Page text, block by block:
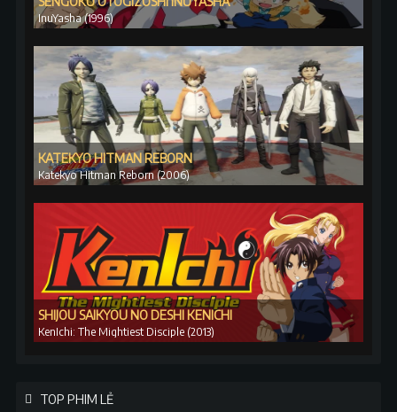
InuYasha (1996)
KATEKYO HITMAN REBORN
Katekyo Hitman Reborn (2006)
SHIJOU SAIKYOU NO DESHI KENICHI
KenIchi: The Mightiest Disciple (2013)
TOP PHIM LẺ